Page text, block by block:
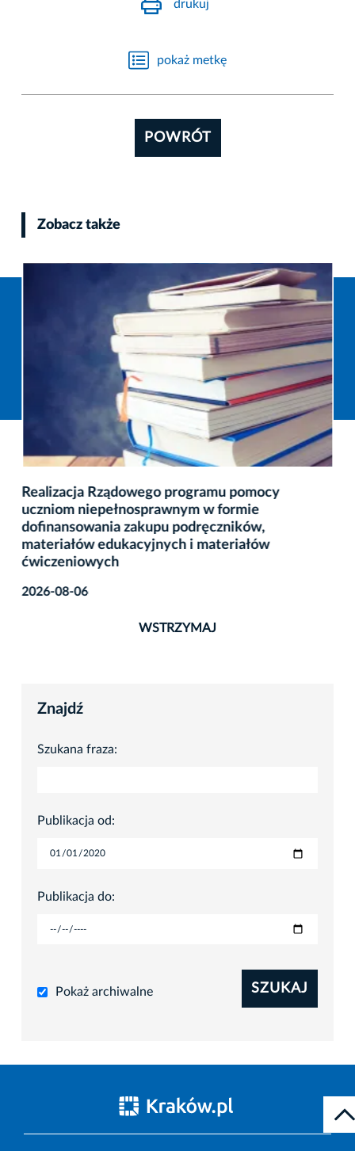
drukuj
pokaż metkę
POWRÓT
Zobacz także
Realizacja Rządowego programu pomocy
uczniom niepełnosprawnym w formie
dofinansowania zakupu podręczników,
materiałów edukacyjnych i materiałów
ćwiczeniowych
2026-08-06
WSTRZYMAJ
Znajdź
Szukana fraza:
Publikacja od:
Publikacja do:
Pokaż archiwalne SZUKAJ